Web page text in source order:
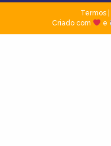
Termos|
Criado com
e